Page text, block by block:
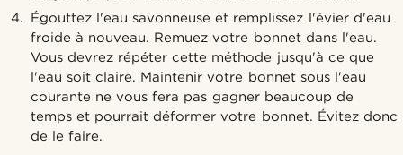
Égouttez l'eau savonneuse et remplissez l'évier d'eau
froide à nouveau. Remuez votre bonnet dans l'eau.
Vous devrez répéter cette méthode jusqu'à ce que
l'eau soit claire. Maintenir votre bonnet sous l'eau
courante ne vous fera pas gagner beaucoup de
temps et pourrait déformer votre bonnet. Évitez donc
de le faire.